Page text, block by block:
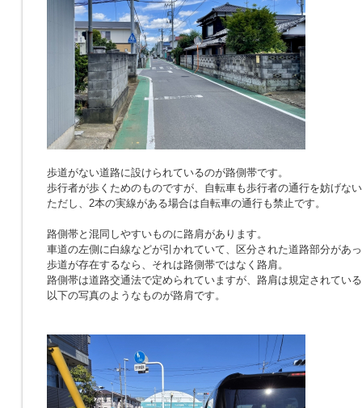
歩道がない道路に設けられているのが路側帯です。
歩行者が歩くためのものですが、自転車も歩行者の通行を妨げな
ただし、2本の実線がある場合は自転車の通行も禁止です。
路側帯と混同しやすいものに路肩があります。
車道の左側に白線などが引かれていて、区分された道路部分があ
歩道が存在するなら、それは路側帯ではなく路肩。
路側帯は道路交通法で定められていますが、路肩は規定されてい
以下の写真のようなものが路肩です。